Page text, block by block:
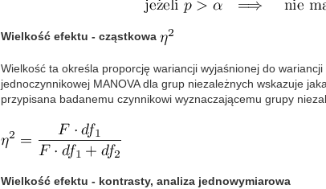
Wielkość efektu - cząstkowa
Wielkość ta określa proporcję wariancji wyjaśnionej do
jednoczynnikowej MANOVA dla grup niezależnych wskazuje
przypisana badanemu czynnikowi wyznaczającemu grupy
Wielkość efektu - kontrasty, analiza jednowymiarowa